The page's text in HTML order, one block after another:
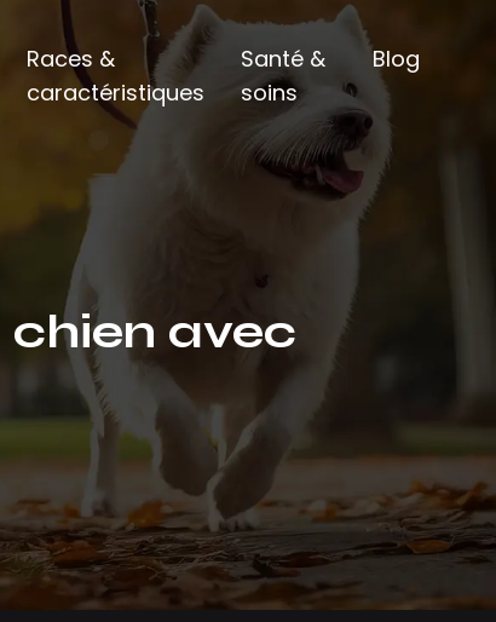
Races &
caractéristiques
Santé &
soins
Blog
chien avec